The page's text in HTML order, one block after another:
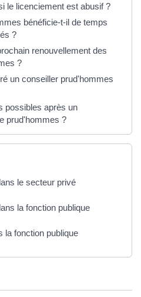
le licenciement est abusif ?
bénéficie-t-il de temps
?
renouvellement des
?
un conseiller prud'hommes
possibles après un
prud'hommes ?
le secteur privé
la fonction publique
la fonction publique